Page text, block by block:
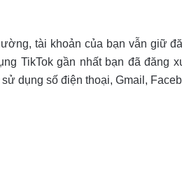
tài khoản của bạn vẫn giữ
TikTok gần nhất bạn đã đăng
dụng số điện thoại, Gmail,